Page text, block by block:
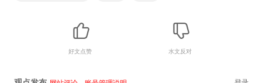
好文点赞 水文反对